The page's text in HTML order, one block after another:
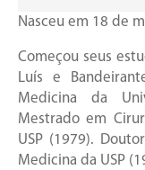
Nasceu em 18 de
Começou seus
Luís e
Medicina da
Mestrado em
USP (1979).
Medicina da USP